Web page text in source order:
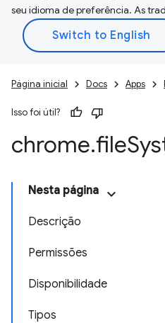
seu idioma de preferência. As
Página inicial Docs Apps
Isso foi útil?
chrome.file
Nesta página
Descrição
Permissões
Disponibilidade
Tipos